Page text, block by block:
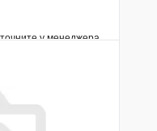
у менеджера